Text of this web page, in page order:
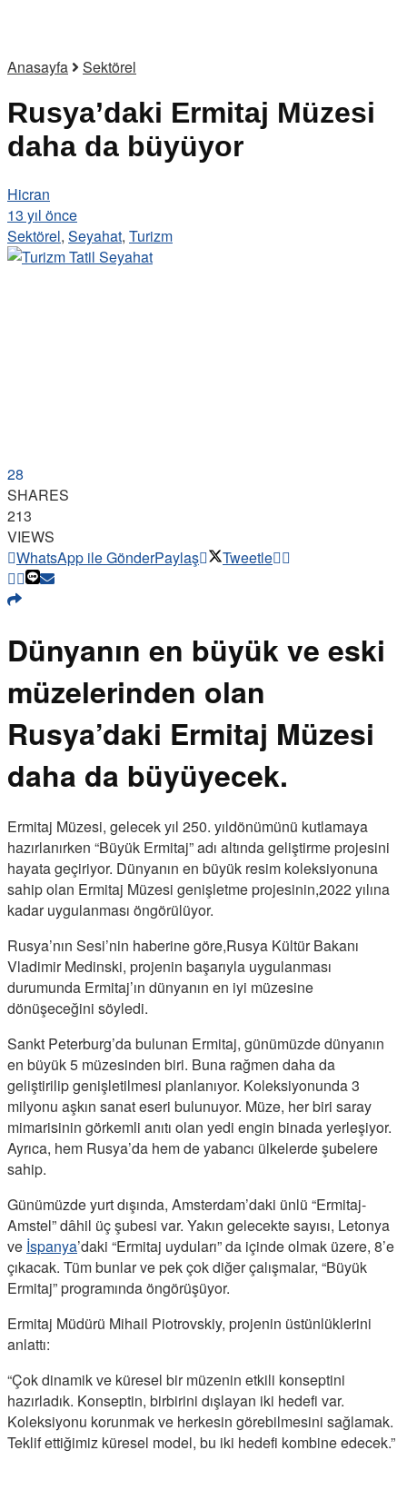
Anasayfa Sektörel
Rusya’daki Ermitaj Müzesi
daha da büyüyor
Hicran
13 yıl önce
Sektörel, Seyahat, Turizm
28
SHARES
213
VIEWS
WhatsApp ile GönderPaylaş Tweetle
Dünyanın en büyük ve eski
müzelerinden olan
Rusya’daki Ermitaj Müzesi
daha da büyüyecek.
Ermitaj Müzesi, gelecek yıl 250. yıldönümünü kutlamaya
hazırlanırken “Büyük Ermitaj” adı altında geliştirme projesini
hayata geçiriyor. Dünyanın en büyük resim koleksiyonuna
sahip olan Ermitaj Müzesi genişletme projesinin,2022 yılına
kadar uygulanması öngörülüyor.
Rusya’nın Sesi’nin haberine göre,Rusya Kültür Bakanı
Vladimir Medinski, projenin başarıyla uygulanması
durumunda Ermitaj’ın dünyanın en iyi müzesine
dönüşeceğini söyledi.
Sankt Peterburg’da bulunan Ermitaj, günümüzde dünyanın
en büyük 5 müzesinden biri. Buna rağmen daha da
geliştirilip genişletilmesi planlanıyor. Koleksiyonunda 3
milyonu aşkın sanat eseri bulunuyor. Müze, her biri saray
mimarisinin görkemli anıtı olan yedi engin binada yerleşiyor.
Ayrıca, hem Rusya’da hem de yabancı ülkelerde şubelere
sahip.
Günümüzde yurt dışında, Amsterdam’daki ünlü “Ermitaj-
Amstel” dâhil üç şubesi var. Yakın gelecekte sayısı, Letonya
ve İspanya’daki “Ermitaj uyduları” da içinde olmak üzere, 8’e
çıkacak. Tüm bunlar ve pek çok diğer çalışmalar, “Büyük
Ermitaj” programında öngörüşüyor.
Ermitaj Müdürü Mihail Piotrovskiy, projenin üstünlüklerini
anlattı:
“Çok dinamik ve küresel bir müzenin etkili konseptini
hazırladık. Konseptin, birbirini dışlayan iki hedefi var.
Koleksiyonu korunmak ve herkesin görebilmesini sağlamak.
Teklif ettiğimiz küresel model, bu iki hedefi kombine edecek.”